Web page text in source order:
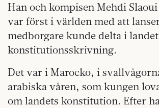
Han och kompisen Mehdi
var först i världen med att
medborgare kunde delta i
konstitutionsskrivning.
Det var i Marocko, i
arabiska våren, som kungen
om landets konstitution. Efter